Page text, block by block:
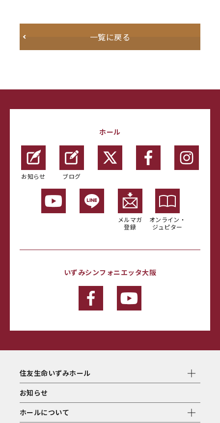
一覧に戻る
ホール
お知らせ ブログ
メルマガ
登録
オンライン・
ジュピター
いずみシンフォニエッタ大阪
住友生命いずみホール
お知らせ
ホールについて